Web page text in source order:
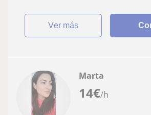
ver más
14€/h
Marta